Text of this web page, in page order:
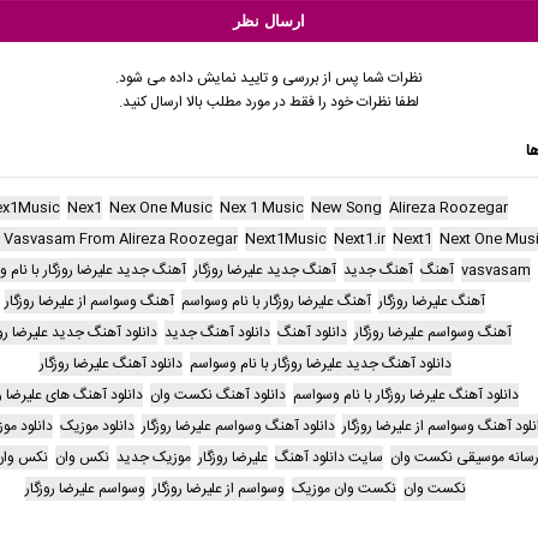
نظرات شما پس از بررسی و تایید نمایش داده می شود.
لطفا نظرات خود را فقط در مورد مطلب بالا ارسال کنید.
Alireza Roozegar
New Song
Nex 1 Music
Nex One Music
Nex1
Next One
Next1
Next1.ir
Next1Music
From Alireza Roozegar
vasvasam آهنگ آهنگ جدید آهنگ جدید علیرضا روزگار آهنگ جدید علیرضا روزگار با
آهنگ علیرضا روزگار آهنگ علیرضا روزگار با نام وسواسم آهنگ وسواسم از علیرضا روزگار
آهنگ وسواسم علیرضا روزگار دانلود آهنگ دانلود آهنگ جدید دانلود آهنگ جدید علیرضا
دانلود آهنگ جدید علیرضا روزگار با نام وسواسم دانلود آهنگ علیرضا روزگار
دانلود آهنگ علیرضا روزگار با نام وسواسم دانلود آهنگ نکست وان دانلود آهنگ های علیرضا
آهنگ وسواسم از علیرضا روزگار دانلود آهنگ وسواسم علیرضا روزگار دانلود موزیک دانلود
رسانه موسیقی نکست وان سایت دانلود آهنگ علیرضا روزگار موزیک جدید نکس وان نکس
نکست وان نکست وان موزیک وسواسم از علیرضا روزگار وسواسم علیرضا روزگار